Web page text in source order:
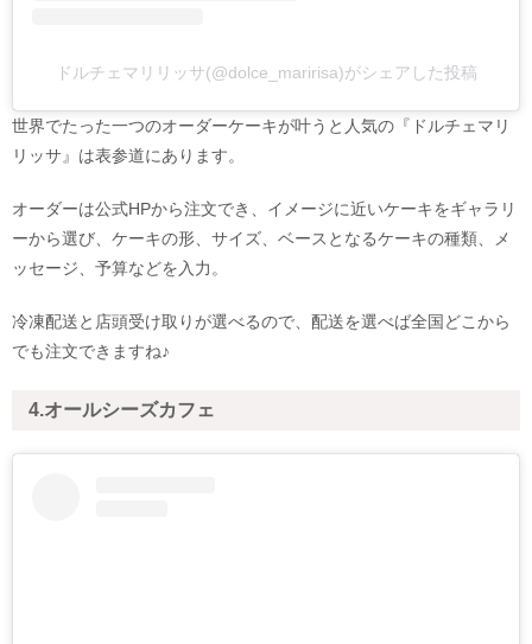
ドルチェマリリッサ(@dolce_maririsa)がシェアした投稿
世界でたった一つのオーダーケーキが叶うと人気の『ドルチェマリ
リッサ』は表参道にあります。
オーダーは公式HPから注文でき、イメージに近いケーキをギャラリ
ーから選び、ケーキの形、サイズ、ベースとなるケーキの種類、メ
ッセージ、予算などを入力。
冷凍配送と店頭受け取りが選べるので、配送を選べば全国どこから
でも注文できますね♪
4.オールシーズカフェ